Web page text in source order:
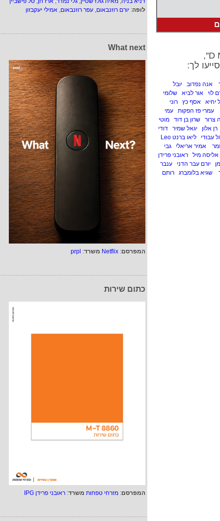
לופה: יורם רוזנבאום, עפר רוזנבאום, אמילי יעקבזון
What next
המפרסם:
Netflix משרד:
prpl
כתום שירות
המפרסם: מזרחי טפחות משרד: ראובני פרידן IPG
לך:
אנה נפדוב
יובל
לוי
אור לביא
שלומי
יחיא
אסף כץ
רוני
עמרי פז הפקות
עמי
צרור
שרון בן דוד
מוטי
רן אלון
יגאל שמיר
דודי
עבודי
ליאו ברנט Leo
אמיר אריאלי
גבי
אליסה מיל
ראובני פרידן
יורם עבר הדני
ענבר
שגיא בלומברג רותם